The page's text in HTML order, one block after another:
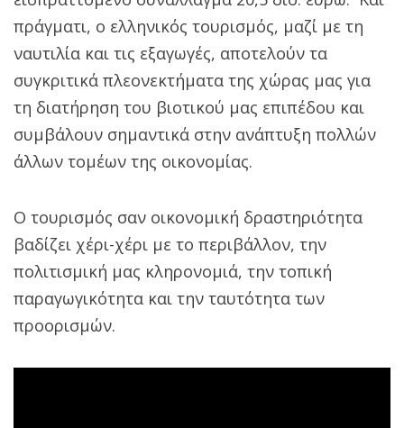
πράγματι, ο ελληνικός τουρισμός, μαζί με τη
ναυτιλία και τις εξαγωγές, αποτελούν τα
συγκριτικά πλεονεκτήματα της χώρας μας για
τη διατήρηση του βιοτικού μας επιπέδου και
συμβάλουν σημαντικά στην ανάπτυξη πολλών
άλλων τομέων της οικονομίας.
Ο τουρισμός σαν οικονομική δραστηριότητα
βαδίζει χέρι-χέρι με το περιβάλλον, την
πολιτισμική μας κληρονομιά, την τοπική
παραγωγικότητα και την ταυτότητα των
προορισμών.